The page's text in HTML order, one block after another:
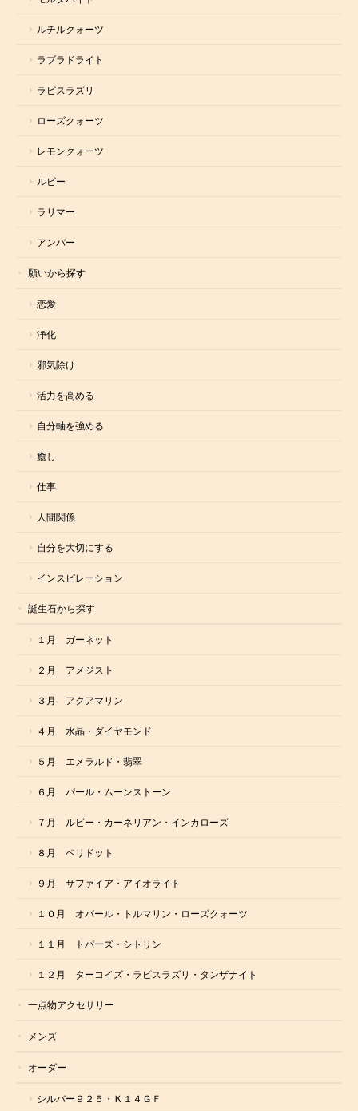
ルチルクォーツ
ラブラドライト
ラピスラズリ
ローズクォーツ
レモンクォーツ
ルビー
ラリマー
アンバー
願いから探す
恋愛
浄化
邪気除け
活力を高める
自分軸を強める
癒し
仕事
人間関係
自分を大切にする
インスピレーション
誕生石から探す
１月 ガーネット
２月 アメジスト
３月 アクアマリン
４月 水晶・ダイヤモンド
５月 エメラルド・翡翠
６月 パール・ムーンストーン
７月 ルビー・カーネリアン・インカローズ
８月 ペリドット
９月 サファイア・アイオライト
１０月 オパール・トルマリン・ローズクォーツ
１１月 トパーズ・シトリン
１２月 ターコイズ・ラピスラズリ・タンザナイト
一点物アクセサリー
メンズ
オーダー
シルバー９２５・Ｋ１４ＧＦ